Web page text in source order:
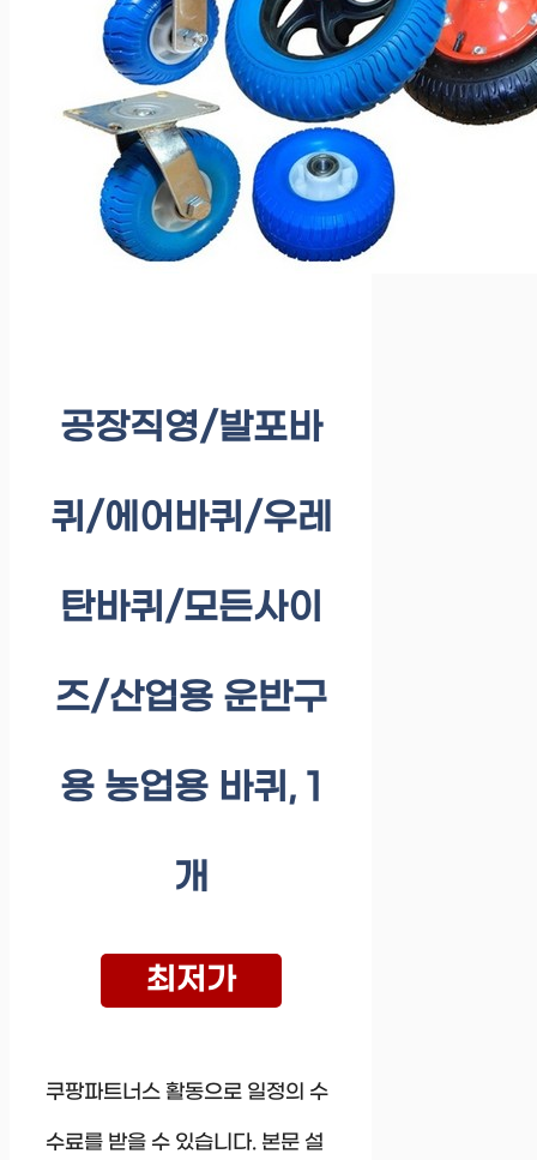
공장직영/발포바
퀴/에어바퀴/우레
탄바퀴/모든사이
즈/산업용 운반구
용 농업용 바퀴, 1
개
최저가
쿠팡파트너스 활동으로 일정의 수
수료를 받을 수 있습니다. 본문 설